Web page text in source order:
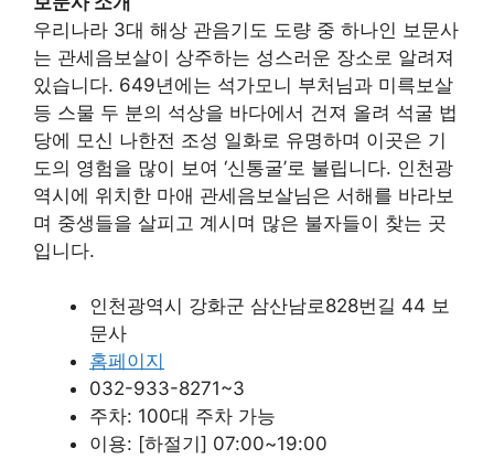
우리나라 3대 해상 관음기도 도량 중 하나인 보문사
는 관세음보살이 상주하는 성스러운 장소로 알려져
있습니다. 649년에는 석가모니 부처님과 미륵보살
등 스물 두 분의 석상을 바다에서 건져 올려 석굴 법
당에 모신 나한전 조성 일화로 유명하며 이곳은 기
도의 영험을 많이 보여 ‘신통굴’로 불립니다. 인천광
역시에 위치한 마애 관세음보살님은 서해를 바라보
며 중생들을 살피고 계시며 많은 불자들이 찾는 곳
입니다.
인천광역시 강화군 삼산남로828번길 44 보
문사
홈페이지
032-933-8271~3
주차: 100대 주차 가능
이용: [하절기] 07:00~19:00